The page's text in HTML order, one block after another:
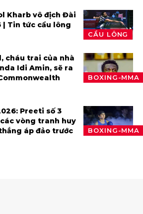
CẦU LÔNG
Kharb vô địch Đài
| Tin tức cầu lông
BOXING-MMA
cháu trai của nhà
Idi Amin, sẽ ra
BOXING-MMA
Preeti số 3
vòng tranh huy
áp đảo trước